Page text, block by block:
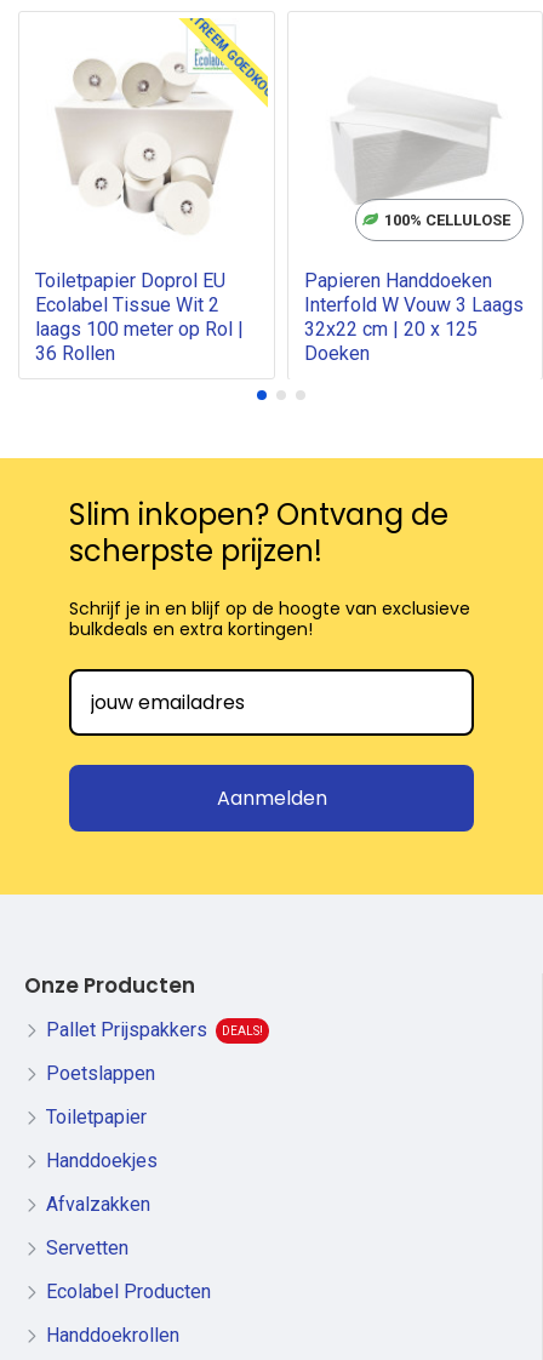
EXTREEM GOEDKOOP!
Toiletpapier Doprol EU
Ecolabel Tissue Wit 2
laags 100 meter op Rol |
36 Rollen
100% CELLULOSE
Papieren Handdoeken
Interfold W Vouw 3 Laags
32x22 cm | 20 x 125
Doeken
Slim inkopen? Ontvang de
scherpste prijzen!
Schrijf je in en blijf op de hoogte van exclusieve
bulkdeals en extra kortingen!
Aanmelden
Onze Producten
Pallet Prijspakkers DEALS!
Poetslappen
Toiletpapier
Handdoekjes
Afvalzakken
Servetten
Ecolabel Producten
Handdoekrollen